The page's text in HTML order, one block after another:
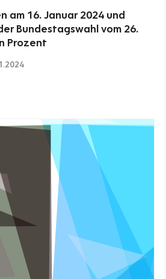
am 16. Januar 2024 und
Bundestagswahl vom 26.
Prozent